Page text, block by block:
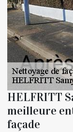
HELFRITT
meilleure
façade